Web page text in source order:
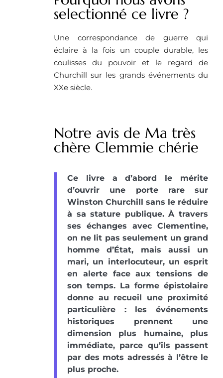
selectionné ce livre ? ​
Une correspondance de guerre qui
éclaire à la fois un couple durable, les
coulisses du pouvoir et le regard de
Churchill sur les grands événements du
XXe siècle.
Notre avis de Ma très
chère Clemmie chérie
Ce livre a d’abord le mérite
d’ouvrir une porte rare sur
Winston Churchill sans le réduire
à sa stature publique. À travers
ses échanges avec Clementine,
on ne lit pas seulement un grand
homme d’État, mais aussi un
mari, un interlocuteur, un esprit
en alerte face aux tensions de
son temps. La forme épistolaire
donne au recueil une proximité
particulière : les événements
historiques prennent une
dimension plus humaine, plus
immédiate, parce qu’ils passent
par des mots adressés à l’être le
plus proche.